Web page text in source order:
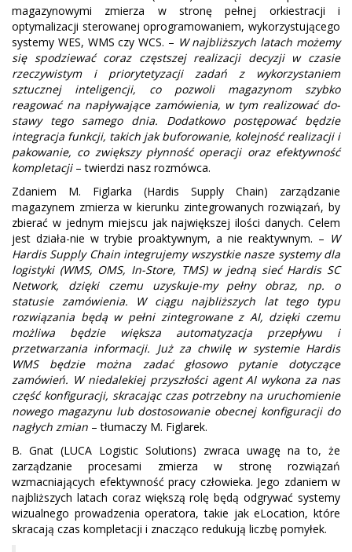
magazynowymi zmierza w stronę pełnej orkiestracji i
optymalizacji sterowanej oprogramowaniem, wykorzystującego
systemy WES, WMS czy WCS. – W najbliższych latach możemy
się spodziewać coraz częstszej realizacji decyzji w czasie
rzeczywistym i priorytetyzacji zadań z wykorzystaniem
sztucznej inteligencji, co pozwoli magazynom szybko
reagować na napływające zamówienia, w tym realizować do-
stawy tego samego dnia. Dodatkowo postępować będzie
integracja funkcji, takich jak buforowanie, kolejność realizacji i
pakowanie, co zwiększy płynność operacji oraz efektywność
kompletacji– twierdzi nasz rozmówca.
Zdaniem M. Figlarka (Hardis Supply Chain) zarządzanie
magazynem zmierza w kierunku zintegrowanych rozwiązań, by
zbierać w jednym miejscu jak największej ilości danych. Celem
jest działa-nie w trybie proaktywnym, a nie reaktywnym. – W
Hardis Supply Chain integrujemy wszystkie nasze systemy dla
logistyki (WMS, OMS, In-Store, TMS) w jedną sieć Hardis SC
Network, dzięki czemu uzyskuje-my pełny obraz, np. o
statusie zamówienia. W ciągu najbliższych lat tego typu
rozwiązania będą w pełni zintegrowane z AI, dzięki czemu
możliwa będzie większa automatyzacja przepływu i
przetwarzania informacji. Już za chwilę w systemie Hardis
WMS będzie można zadać głosowo pytanie dotyczące
zamówień. W niedalekiej przyszłości agent AI wykona za nas
część konfiguracji, skracając czas potrzebny na uruchomienie
nowego magazynu lub dostosowanie obecnej konfiguracji do
nagłych zmian – tłumaczy M. Figlarek.
B. Gnat (LUCA Logistic Solutions) zwraca uwagę na to, że
zarządzanie procesami zmierza w stronę rozwiązań
wzmacniających efektywność pracy człowieka. Jego zdaniem w
najbliższych latach coraz większą rolę będą odgrywać systemy
wizualnego prowadzenia operatora, takie jak eLocation, które
skracają czas kompletacji i znacząco redukują liczbę pomyłek.